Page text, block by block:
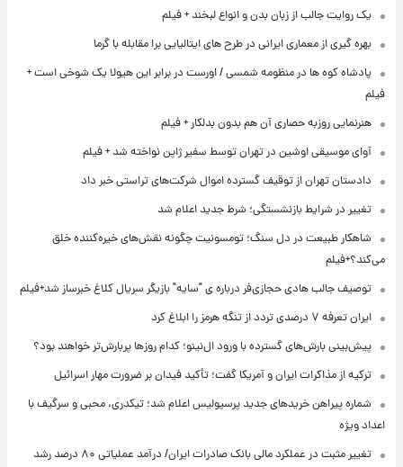
یک روایت جالب از زبان بدن و انواع لبخند + فیلم
بهره گیری از معماری ایرانی در طرح های ایتالیایی برا مقابله با گرما
پادشاه کوه ها در منظومه شمسی / اورست در برابر این هیولا یک شوخی است +
فیلم
هنرنمایی روزبه حصاری آن هم بدون بدلکار + فیلم
آوای موسیقی اوشین در تهران توسط سفیر ژاپن نواخته شد + فیلم
دادستان تهران از توقیف گسترده اموال شرکت‌های تراستی خبر داد
تغییر در شرایط بازنشستگی؛ شرط جدید اعلام شد
شاهکار طبیعت در دل سنگ؛ تومسونیت چگونه نقش‌های خیره‌کننده خلق
می‌کند؟+فیلم
توصیف جالب هادی حجازی‌فر درباره ی "سایه" بازیگر سریال کلاغ خبرساز شد+فیلم
ایران تعرفه ۷ درصدی تردد از تنگه هرمز را ابلاغ کرد
پیش‌بینی بارش‌های گسترده با ورود ال‌نینو؛ کدام روزها پربارش‌تر خواهند بود؟
ترکیه از مذاکرات ایران و آمریکا گفت؛ تأکید فیدان بر ضرورت مهار اسرائیل
شماره پیراهن خریدهای جدید پرسپولیس اعلام شد؛ تیکدری، محبی و سرگیف با
اعداد ویژه
تغییر مثبت در عملکرد مالی بانک صادرات ایران/ درآمد عملیاتی ۸۰ درصد رشد